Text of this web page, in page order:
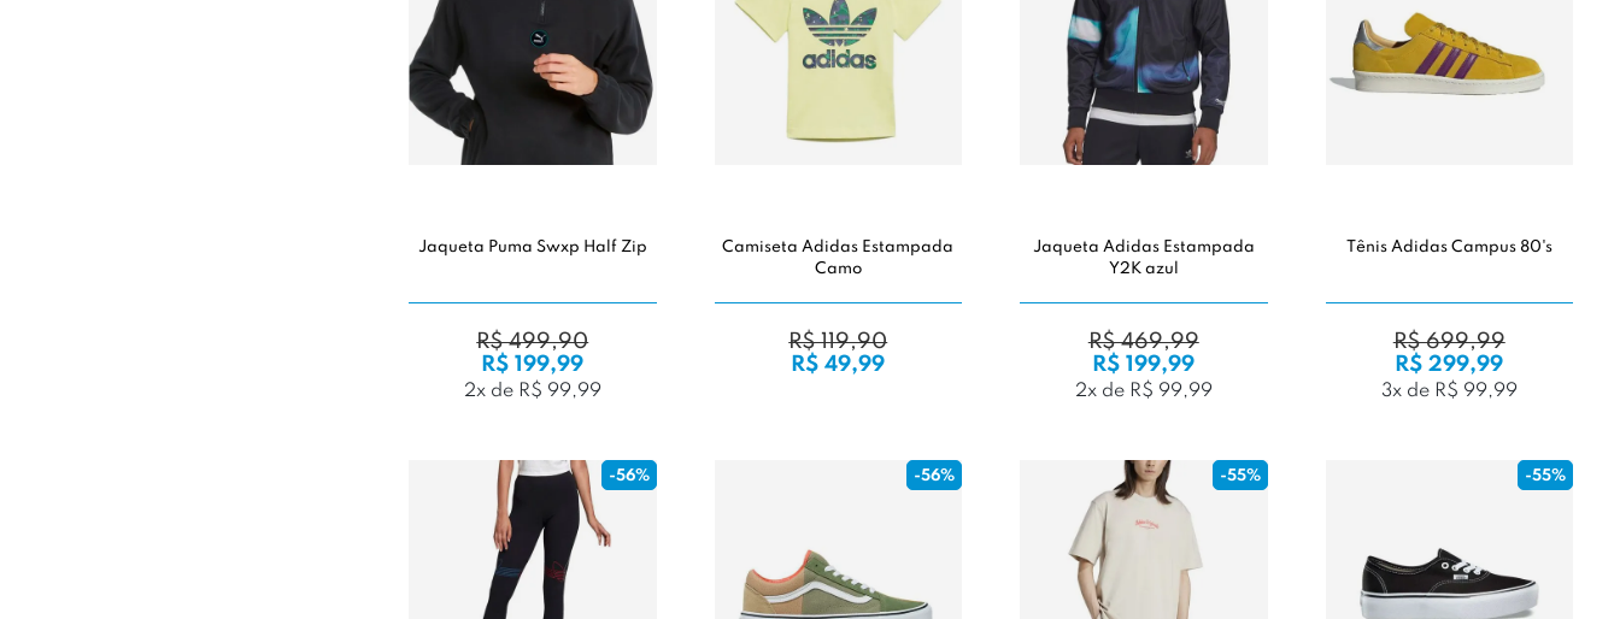
Jaqueta Puma Swxp Half Zip
R$ 499,90
R$ 199,99
2x de R$ 99,99
Camiseta Adidas Estampada
Camo
R$ 119,90
R$ 49,99
Jaqueta Adidas Estampada
Y2K azul
R$ 469,99
R$ 199,99
2x de R$ 99,99
Tênis Adidas Campus 80's
R$ 699,99
R$ 299,99
3x de R$ 99,99
-56% -56% -55% -55%